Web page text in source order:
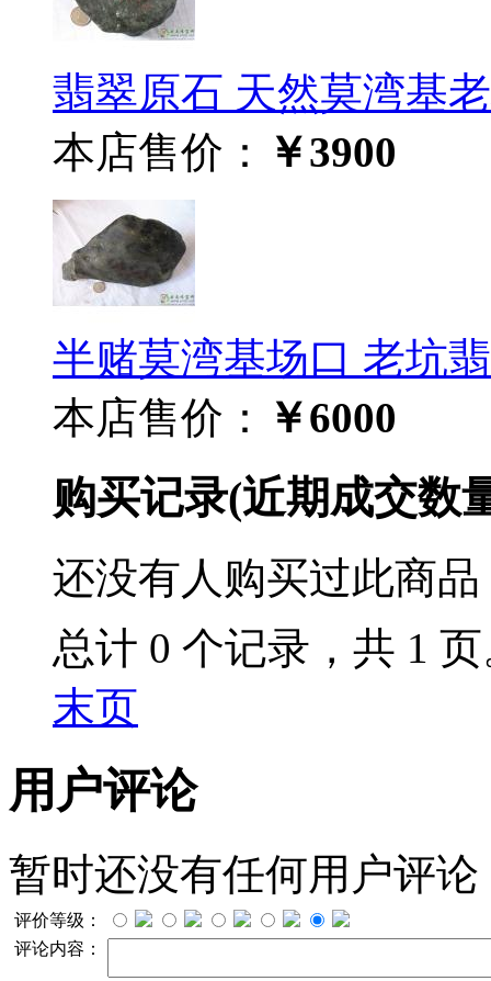
翡翠原石 天然莫湾基
本店售价：
￥3900
半赌莫湾基场口 老坑
本店售价：
￥6000
购买记录(近期成交数
还没有人购买过此商品
总计 0 个记录，共 1
末页
用户评论
暂时还没有任何用户评论
评价等级：
评论内容：